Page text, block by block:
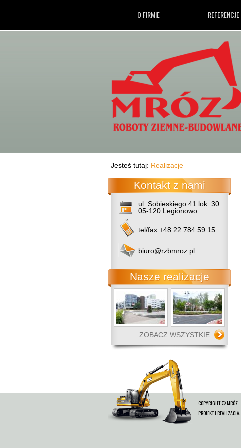
O FIRMIE REFERENCJE
Jesteś tutaj: Realizacje
Kontakt z nami
ul. Sobieskiego 41 lok. 30
05-120 Legionowo
tel/fax +48 22 784 59 15
biuro@rzbmroz.pl
Nasze realizacje
ZOBACZ WSZYSTKIE
COPYRIGHT © MRÓZ
PROJEKT I REALIZACJA: